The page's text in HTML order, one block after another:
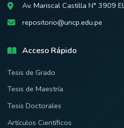
Av. Mariscal Castilla N° 3909
repositorio@uncp.edu.pe
Acceso Rápido
Tesis de Grado
Tesis de Maestría
Tesis Doctorales
Artículos Científicos